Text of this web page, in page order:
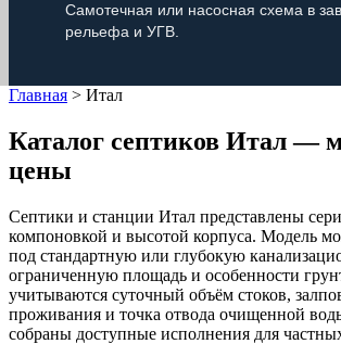
Самотечная или насосная схема в
рельефа и УГВ.
Главная > Итал
Каталог септиков Итал —
цены
Септики и станции Итал представлены
компоновкой и высотой корпуса. Модель
под стандартную или глубокую
ограниченную площадь и особенности
учитываются суточный объём стоков,
проживания и точка отвода очищенной
собраны доступные исполнения для